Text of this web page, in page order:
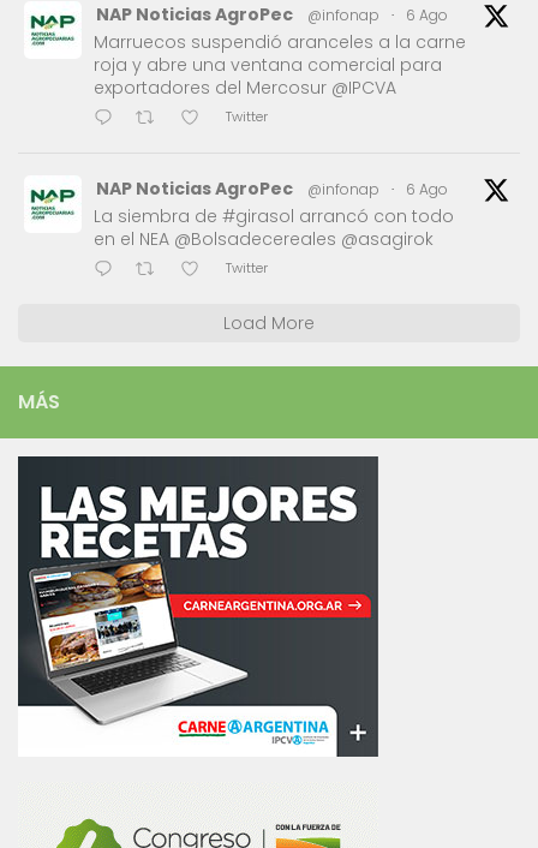
NAP Noticias AgroPec @infonap · 6 Ago
Marruecos suspendió aranceles a la carne
roja y abre una ventana comercial para
exportadores del Mercosur @IPCVA
Twitter
NAP Noticias AgroPec @infonap · 6 Ago
La siembra de #girasol arrancó con todo
en el NEA @Bolsadecereales @asagirok
Twitter
Load More
MÁS